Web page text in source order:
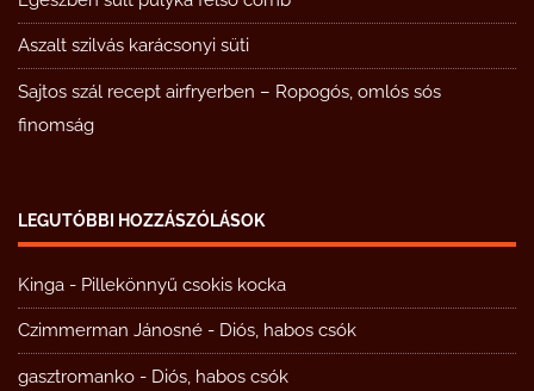
Aszalt szilvás karácsonyi süti
Sajtos szál recept airfryerben – Ropogós, omlós sós
finomság
LEGUTÓBBI HOZZÁSZÓLÁSOK
Kinga - Pillekönnyű csokis kocka
Czimmerman Jánosné - Diós, habos csók
gasztromanko - Diós, habos csók